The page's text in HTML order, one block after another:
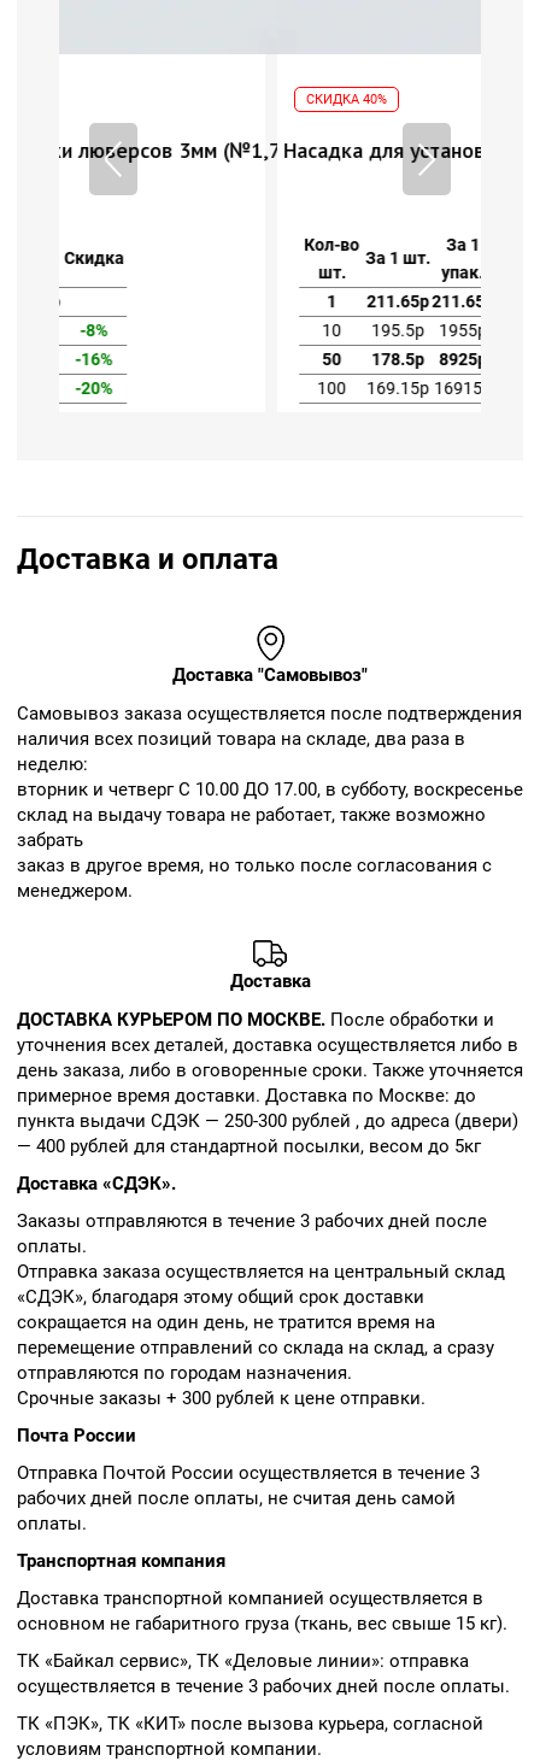
(№1,7)Насадка для установки люверсов 3мм (№1,7)
-8%
50
-16%
100
-20%
Доставка и оплата
Доставка "Самовывоз"
Cамовывоз заказа осуществляется после подтверждения
наличия всех позиций товара на складе, два раза в
неделю:
вторник и четверг С 10.00 ДО 17.00, в субботу, воскресенье
склад на выдачу товара не работает, также возможно
забрать
заказ в другое время, но только после согласования с
менеджером.
Доставка
ДОСТАВКА КУРЬЕРОМ ПО МОСКВЕ. После обработки и
уточнения всех деталей, доставка осуществляется либо в
день заказа, либо в оговоренные сроки. Также уточняется
примерное время доставки. Доставка по Москве: до
пункта выдачи СДЭК — 250-300 рублей , до адреса (двери)
— 400 рублей для стандартной посылки, весом до 5кг
Доставка «СДЭК».
Заказы отправляются в течение 3 рабочих дней после
оплаты.
Отправка заказа осуществляется на центральный склад
«СДЭК», благодаря этому общий срок доставки
сокращается на один день, не тратится время на
перемещение отправлений со склада на склад, а сразу
отправляются по городам назначения.
Срочные заказы + 300 рублей к цене отправки.
Почта России
Отправка Почтой России осуществляется в течение 3
рабочих дней после оплаты, не считая день самой
оплаты.
Транспортная компания
Доставка транспортной компанией осуществляется в
основном не габаритного груза (ткань, вес свыше 15 кг).
ТК «Байкал сервис», ТК «Деловые линии»: отправка
осуществляется в течение 3 рабочих дней после оплаты.
ТК «ПЭК», ТК «КИТ» после вызова курьера, согласной
условиям транспортной компании.